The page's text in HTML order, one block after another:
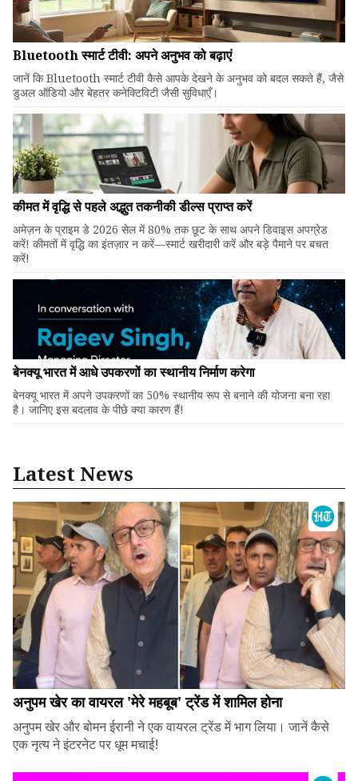
Bluetooth स्मार्ट टीवी: अपने अनुभव को बढ़ाएं
जानें कि Bluetooth स्मार्ट टीवी कैसे आपके देखने के अनुभव को बदल सकते हैं, जैसे
डुअल ऑडियो और बेहतर कनेक्टिविटी जैसी सुविधाएँ।
कीमत में वृद्धि से पहले अद्भुत तकनीकी डील्स प्राप्त करें
अमेज़न के प्राइम डे 2026 सेल में 80% तक छूट के साथ अपने डिवाइस अपग्रेड
करें! कीमतों में वृद्धि का इंतज़ार न करें—स्मार्ट खरीदारी करें और बड़े पैमाने पर बचत
करें!
बेनक्यू भारत में आधे उपकरणों का स्थानीय निर्माण करेगा
बेनक्यू भारत में अपने उपकरणों का 50% स्थानीय रूप से बनाने की योजना बना रहा
है। जानिए इस बदलाव के पीछे क्या कारण हैं!
Latest News
अनुपम खेर का वायरल 'मेरे महबूब' ट्रेंड में शामिल होना
अनुपम खेर और बोमन ईरानी ने एक वायरल ट्रेंड में भाग लिया। जानें कैसे
एक नृत्य ने इंटरनेट पर धूम मचाई!